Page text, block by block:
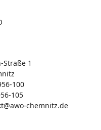
Straße 1
100
105
chemnitz.de